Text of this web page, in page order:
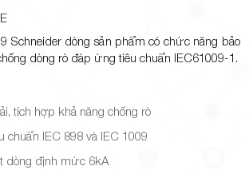
Schneider dòng sản phẩm có chức năng bảo
dòng rò đáp ứng tiêu chuẩn IEC61009-1.
tích hợp khả năng chống rò
chuẩn IEC 898 và IEC 1009
dòng định mức 6kA